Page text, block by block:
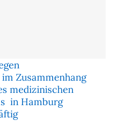
Zusammenhang
medizinischen
in Hamburg